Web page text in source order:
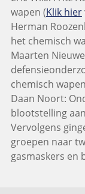
wapen (Klik hier
Herman
het chemisch
Maarten
chemisch
Daan Noort:
blootstelling
Vervolgens
groepen naar
gasmaskers en